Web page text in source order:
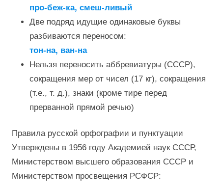
про-беж-ка, смеш-ливый
Две подряд идущие одинаковые буквы
разбиваются переносом:
тон-на, ван-на
Нельзя переносить аббревиатуры (СССР),
сокращения мер от чисел (17 кг), сокращения
(т.е., т. д.), знаки (кроме тире перед
прерванной прямой речью)
Правила русской орфографии и пунктуации
Утверждены в 1956 году Академией наук СССР,
Министерством высшего образования СССР и
Министерством просвещения РСФСР: